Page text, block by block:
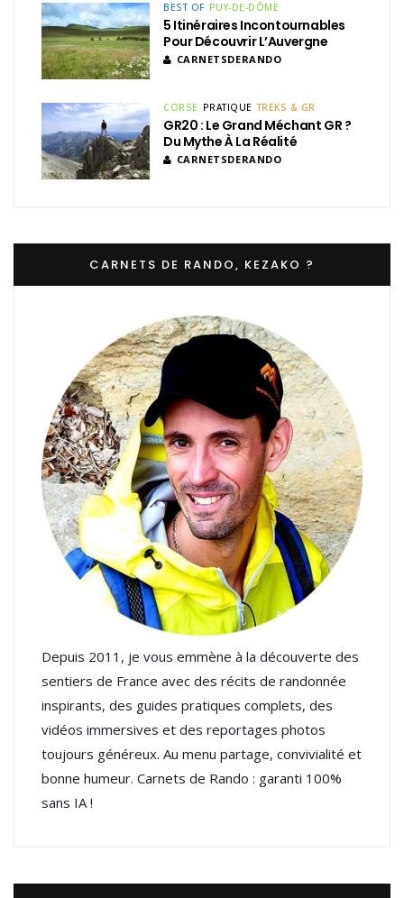
BEST OF PUY-DE-DÔME
5 Itinéraires Incontournables
Pour Découvrir L’Auvergne
CARNETSDERANDO
CORSE PRATIQUE TREKS & GR
GR20 : Le Grand Méchant GR ?
Du Mythe À La Réalité
CARNETSDERANDO
CARNETS DE RANDO, KEZAKO ?
Depuis 2011, je vous emmène à la découverte des
sentiers de France avec des récits de randonnée
inspirants, des guides pratiques complets, des
vidéos immersives et des reportages photos
toujours généreux. Au menu partage, convivialité et
bonne humeur. Carnets de Rando : garanti 100%
sans IA !